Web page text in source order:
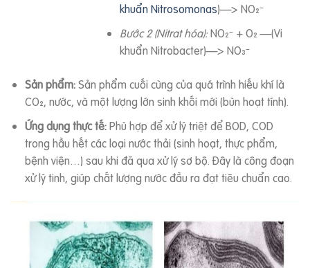
khuẩn Nitrosomonas)—> NO₂⁻
Bước 2 (Nitrat hóa):NO₂⁻ + O₂ —(Vi
khuẩn Nitrobacter)—> NO₃⁻
Sản phẩm:Sản phẩm cuối cùng của quá trình hiếu khí là
CO₂, nước, và một lượng lớn sinh khối mới (bùn hoạt tính).
Ứng dụng thực tế:Phù hợp để xử lý triệt để BOD, COD
trong hầu hết các loại nước thải (sinh hoạt, thực phẩm,
bệnh viện…) sau khi đã qua xử lý sơ bộ. Đây là công đoạn
xử lý tinh, giúp chất lượng nước đầu ra đạt tiêu chuẩn cao.